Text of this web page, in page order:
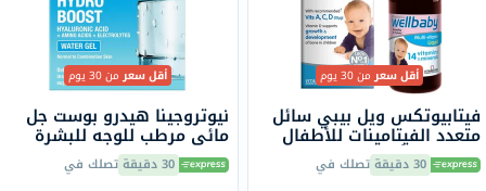
أقل سعرمن 30 يوم
فيتابيوتكس ويل بيبي سائل
متعدد الفيتامينات للأطفال
من عمر 6 أشهر إلى 4 سنوات
150 مل 30 دقيقة تصلك في
أقل سعرمن 30 يوم
نيوتروجينا هيدرو بوست جل
مائي مرطب للوجه للبشرة
العادية إلى المختلطة 50 مل
30 دقيقة تصلك في